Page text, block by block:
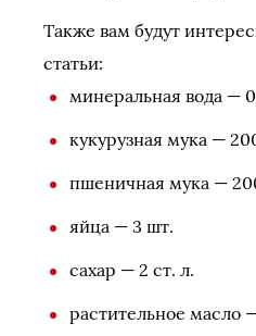
Также вам будут
статьи:
минеральная вода —
кукурузная мука —
пшеничная мука —
яйца — 3 шт.
сахар — 2 ст. л.
растительное масло